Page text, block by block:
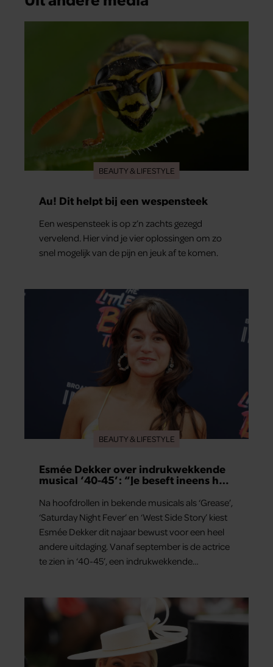
BEAUTY & LIFESTYLE
Au! Dit helpt bij een wespensteek
Een wespensteek is op z’n zachts gezegd
vervelend. Hier vind je vier oplossingen om zo
snel mogelijk van de pijn en jeuk af te komen.
BEAUTY & LIFESTYLE
Esmée Dekker over indrukwekkende
musical ‘40-45’: “Je beseft ineens hoe
Na hoofdrollen in bekende musicals als ‘Grease’,
‘Saturday Night Fever’ en ‘West Side Story’ kiest
Esmée Dekker dit najaar bewust voor een heel
andere uitdaging. Vanaf september is de actrice
te zien in ‘40-45’, een indrukwekkende
alleen raakt, maar het publiek ook aan het
denken zet.